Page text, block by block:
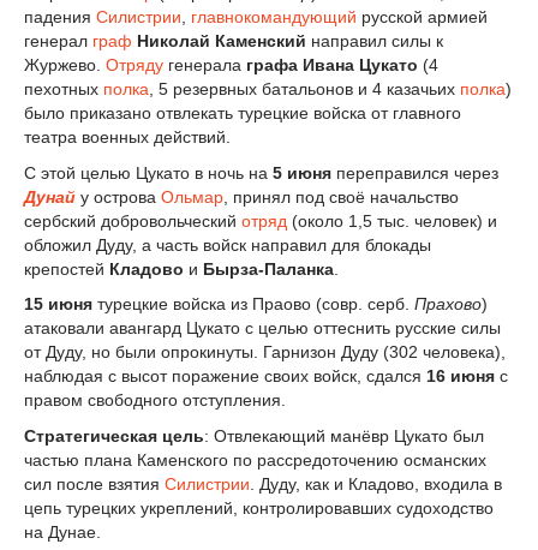
падения Силистрии главнокомандующий русской армией
генерал граф Николай Каменский направил силы к
Журжево. Отряду генерала графа Ивана Цукато (4
пехотных полка , 5 резервных батальонов и 4 казачьих полка)
было приказано отвлекать турецкие войска от главного
театра военных действий.
С этой целью Цукато в ночь на 5 июня переправился через
Дунай у острова Ольмар , принял под своё начальство
сербский добровольческий отряд (около 1,5 тыс. человек) и
обложил Дуду, а часть войск направил для блокады
крепостей Кладово и Бырза-Паланка
15 июня турецкие войска из Праово (совр. серб. Прахово)
атаковали авангард Цукато с целью оттеснить русские силы
от Дуду, но были опрокинуты. Гарнизон Дуду (302 человека),
наблюдая с высот поражение своих войск, сдался 16 июня с
правом свободного отступления.
Стратегическая цель: Отвлекающий манёвр Цукато был
частью плана Каменского по рассредоточению османских
сил после взятия Силистрии . Дуду, как и Кладово, входила в
цепь турецких укреплений, контролировавших судоходство
на Дунае.